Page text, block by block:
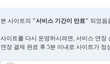
본 사이트의 "서비스 기간이 만료" 되었음
사이트를 다시 운영하시려면, 서비스 연장
연장 결제 완료 후 5분 이내로 사이트가 정